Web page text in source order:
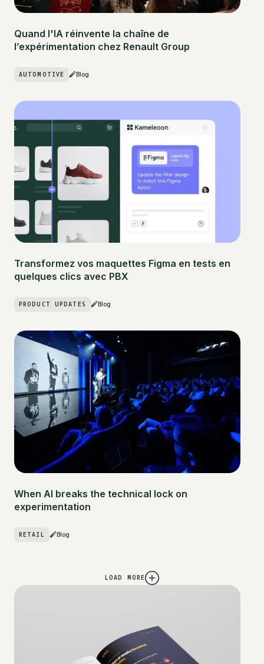
Quand l'IA réinvente la chaîne de
l’expérimentation chez Renault Group
AUTOMOTIVE Blog
Transformez vos maquettes Figma en tests en
quelques clics avec PBX
PRODUCT UPDATES Blog
When AI breaks the technical lock on
experimentation
RETAIL Blog
LOAD MORE